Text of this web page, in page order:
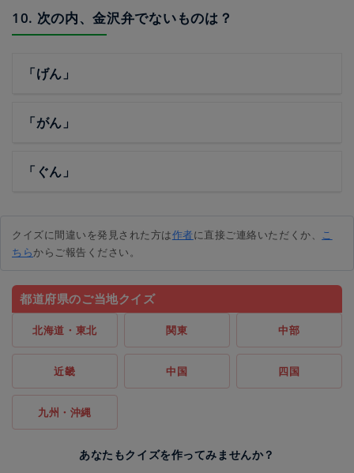
10. 次の内、金沢弁でないものは？
「げん」
「がん」
「ぐん」
クイズに間違いを発見された方は作者に直接ご連絡いただくか、 こ
ちらからご報告ください。
都道府県のご当地クイズ
北海道・東北 関東 中部
近畿 中国 四国
九州・沖縄
あなたもクイズを作ってみませんか？